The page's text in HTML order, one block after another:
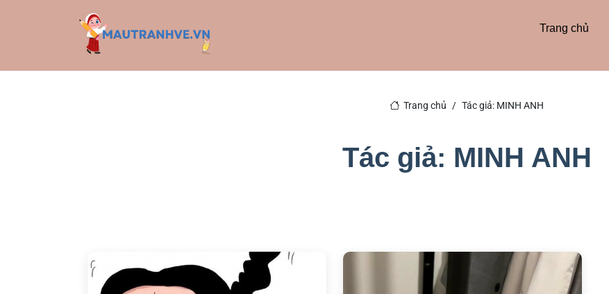
Trang chủ
Trang chủ Tác giả: MINH ANH
Tác giả: MINH ANH